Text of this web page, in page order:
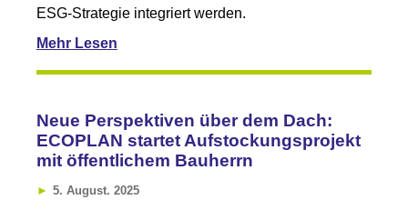
ESG-Strategie integriert werden.
Mehr Lesen
Neue Perspektiven über dem Dach:
ECOPLAN startet Aufstockungsprojekt
mit öffentlichem Bauherrn
5. August. 2025